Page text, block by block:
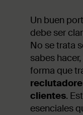
Un buen
debe ser
No se trata
sabes
forma que
clientes.
esenciales